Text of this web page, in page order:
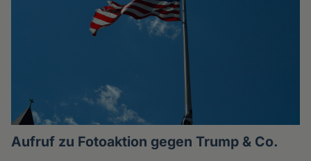
Aufruf zu Fotoaktion gegen Trump & Co.